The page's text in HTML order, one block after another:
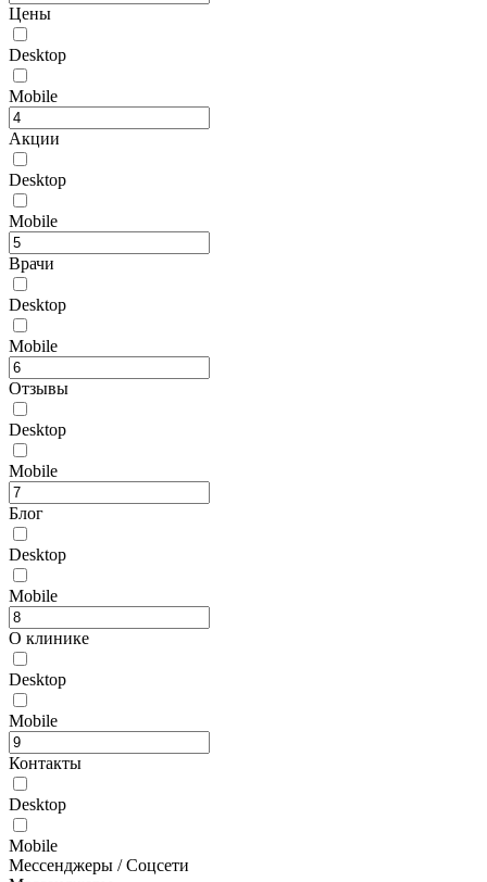
Цены
Desktop
Mobile
Акции
Desktop
Mobile
Врачи
Desktop
Mobile
Отзывы
Desktop
Mobile
Блог
Desktop
Mobile
О клинике
Desktop
Mobile
Контакты
Desktop
Mobile
Мессенджеры / Соцсети